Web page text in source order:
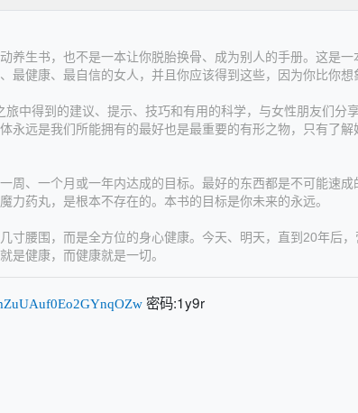
生书，也不是一本让你脱胎换骨、成为别人的手册。这是一
最健康、最自信的女人，并且你应该得到这些，因为你比你想
得到的建议、提示、技巧和有用的科学，与女性朋友们分
永远是我们所能拥有的最好也是最重要的有形之物，只有了解
、一个月或一年内达成的目标。最好的东西都是不可能速成
力药丸，是根本不存在的。本书的目标是你未来的永远。
腰围，而是全方位的身心健康。今天、明天，直到20年后，
是健康，而健康就是一切。
密码:1y9r